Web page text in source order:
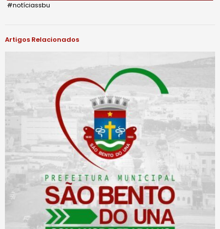
#notíciassbu
Artigos Relacionados